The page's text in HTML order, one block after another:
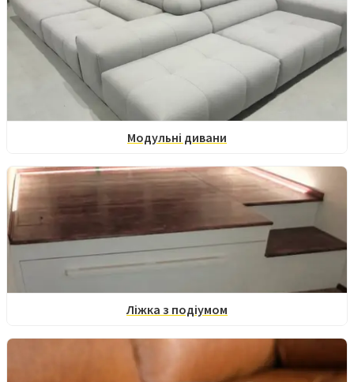
Модульні дивани
Ліжка з подіумом